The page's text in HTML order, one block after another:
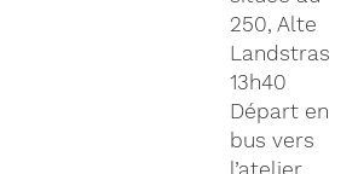
250, Alte
Landstrasse
13h40
Départ en
bus vers